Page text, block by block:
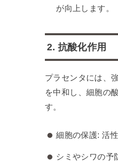
が向上します。
2. 抗酸化作用
プラセンタには、
を中和し、細胞の
す。
細胞の保護: 活
シミやシワの予